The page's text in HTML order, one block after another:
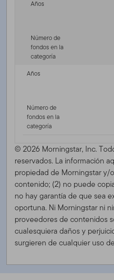
Años
Número de
fondos en la
categoría
Años
Número de
fondos en la
categoría
© 2026 Morningstar, Inc.
reservados. La información
propiedad de Morningstar y/
contenido; (2) no puede
no hay garantía de que sea
oportuna. Ni Morningstar ni
proveedores de contenidos
cualesquiera daños y
surgieren de cualquier uso
H - IE00B7MC2Y03